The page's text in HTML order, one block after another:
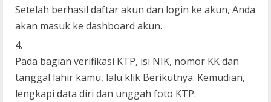
Setelah berhasil daftar akun dan login ke akun, Anda
akan masuk ke dashboard akun.
Pada bagian verifikasi KTP, isi NIK, nomor KK dan
tanggal lahir kamu, lalu klik Berikutnya. Kemudian,
lengkapi data diri dan unggah foto KTP.